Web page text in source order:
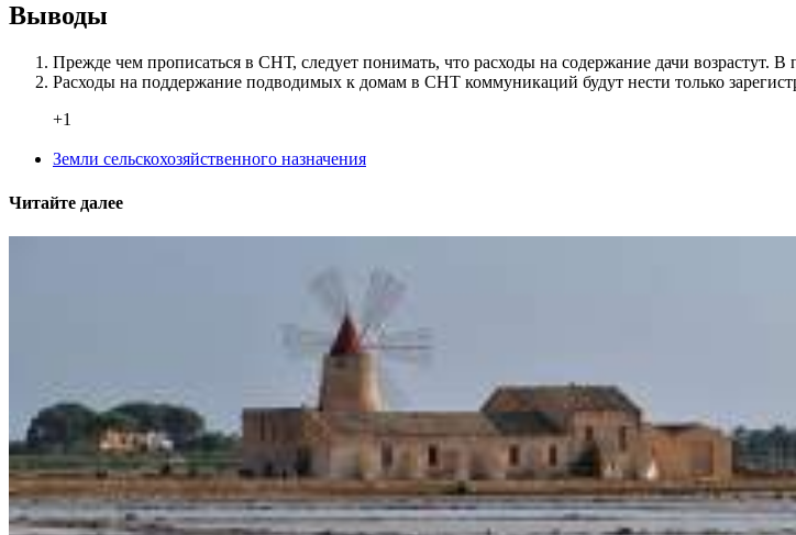
Выводы
Прежде чем прописаться в СНТ, следует понимать, что расходы на содержание дачи возрастут. В
Расходы на поддержание подводимых к домам в СНТ коммуникаций будут нести только
+1
Земли сельскохозяйственного назначения
Читайте далее